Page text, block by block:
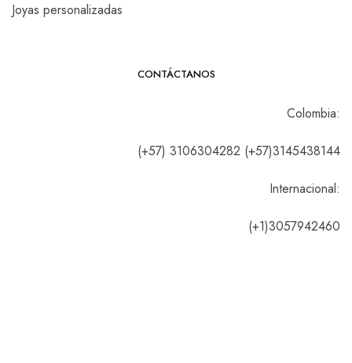
Joyas personalizadas
CONTÁCTANOS
Colombia:
(+57) 3106304282 (+57)3145438144
Internacional:
(+1)3057942460